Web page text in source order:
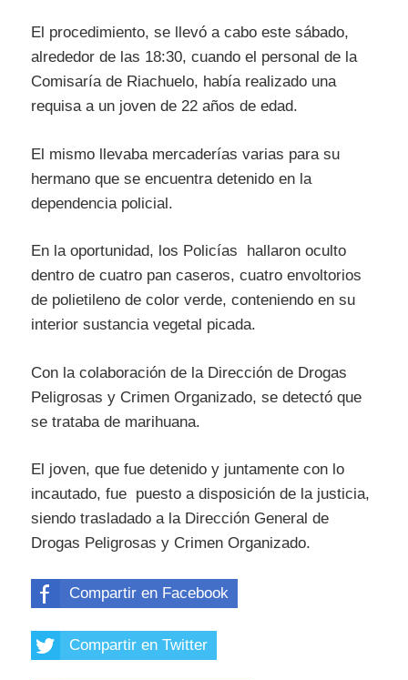
El procedimiento, se llevó a cabo este sábado,
alrededor de las 18:30, cuando el personal de la
Comisaría de Riachuelo, había realizado una
requisa a un joven de 22 años de edad.
El mismo llevaba mercaderías varias para su
hermano que se encuentra detenido en la
dependencia policial.
En la oportunidad, los Policías hallaron oculto
dentro de cuatro pan caseros, cuatro envoltorios
de polietileno de color verde, conteniendo en su
interior sustancia vegetal picada.
Con la colaboración de la Dirección de Drogas
Peligrosas y Crimen Organizado, se detectó que
se trataba de marihuana.
El joven, que fue detenido y juntamente con lo
incautado, fue puesto a disposición de la justicia,
siendo trasladado a la Dirección General de
Drogas Peligrosas y Crimen Organizado.
Compartir en Facebook
Compartir en Twitter